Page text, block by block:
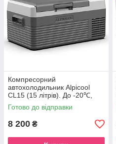
Компресорний
автохолодильник Alpicool
CL15 (15 літрів). До -20℃,
(12, 24, 220 вольт)
Готово до відправки
8 200 ₴